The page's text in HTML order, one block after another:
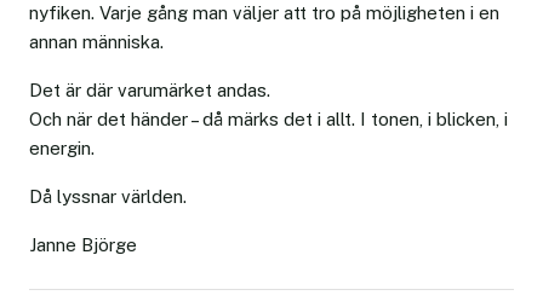
nyfiken. Varje gång man väljer att tro på möjligheten i en
annan människa.
Det är där varumärket andas.
Och när det händer – då märks det i allt. I tonen, i blicken, i
energin.
Då lyssnar världen.
Janne Björge